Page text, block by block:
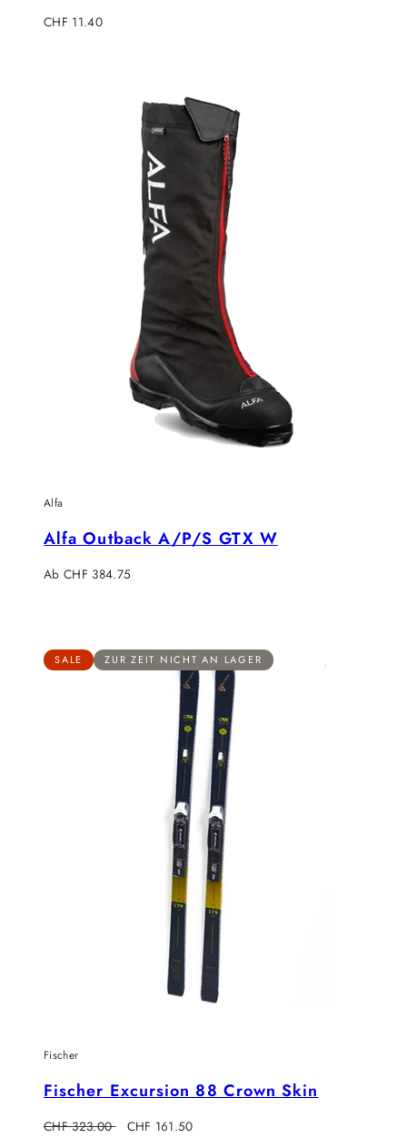
Regulärer
CHF 11.40
Alfa
Alfa Outback A/P/S GTX W
Regulärer
Ab CHF 384.75
SALE ZUR ZEIT NICHT AN LAGER
Fischer
Fischer Excursion 88 Crown Skin
Regulärer
CHF 323.00 Verkaufspreis
CHF 161.50